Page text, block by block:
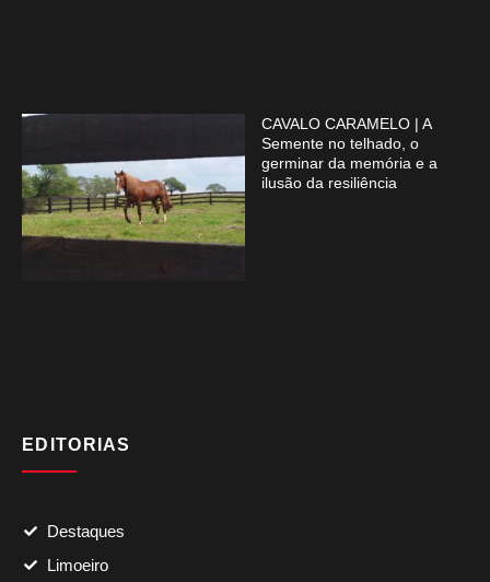
CAVALO CARAMELO | A
Semente no telhado, o
germinar da memória e a
ilusão da resiliência
EDITORIAS
Destaques
Limoeiro